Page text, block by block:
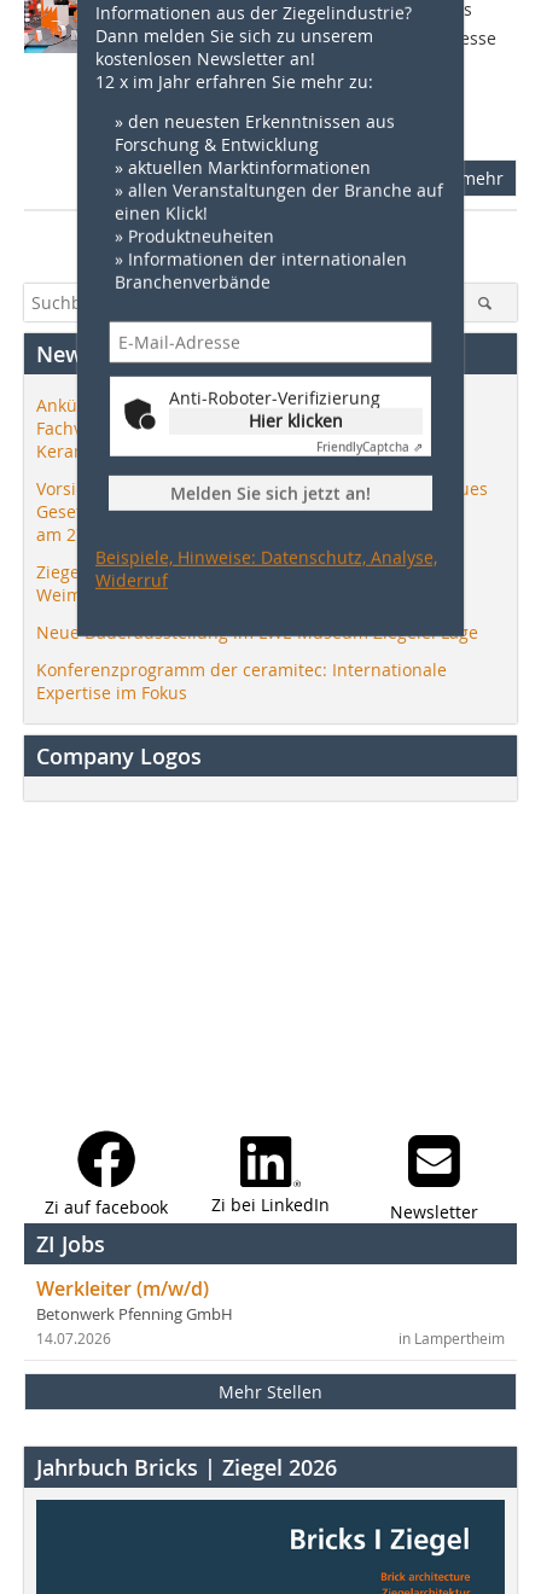
Informationen aus der Ziegelindustrie?
Dann melden Sie sich zu unserem
kostenlosen Newsletter an!
12 x im Jahr erfahren Sie mehr zu:
» den neuesten Erkenntnissen aus
Forschung & Entwicklung
» aktuellen Marktinformationen
» allen Veranstaltungen der Branche auf
einen Klick!
» Produktneuheiten
» Informationen der internationalen
Branchenverbände
Anti-Roboter-Verifizierung
Hier klicken
FriendlyCaptcha ⇗
Melden Sie sich jetzt an!
Beispiele, Hinweise: Datenschutz, Analyse,
Widerruf
Integrated Industry  Discover Solutions
lautet das Leitthema der Hannover Messe
2016, die vom 25. bis 29. April 2016
durchgeführt wird. Auf der weltweit
Lösungen...
mehr
News
Ankündigung: 29. Eurosymposium –
Fachveranstaltung zur Praxisforschung in der
Keramikindustrie
Vorsicht bei der Nachhaltigkeitskommunikation – neues
Gesetz tritt
am 27. September 2026 in Kraft
Ziegel neu gedacht – IAB-TAGE »BAUSTOFFE« 2026 in
Weimar
Neue Dauerausstellung im LWL-Museum Ziegelei Lage
Konferenzprogramm der ceramitec: Internationale
Expertise im Fokus
Company Logos
Zi auf facebook Zi bei LinkedIn Newsletter
ZI Jobs
Werkleiter (m/w/d)
Betonwerk Pfenning GmbH
in Lampertheim
14.07.2026
Mehr Stellen
Jahrbuch Bricks | Ziegel 2026